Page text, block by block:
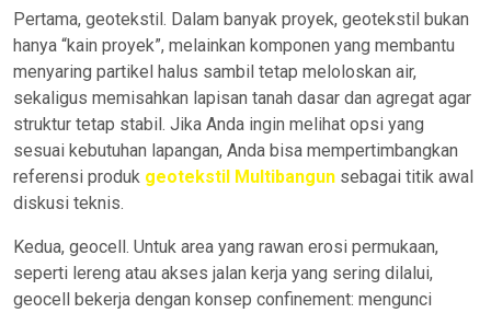
Pertama, geotekstil. Dalam banyak proyek, geotekstil bukan
hanya “kain proyek”, melainkan komponen yang membantu
menyaring partikel halus sambil tetap meloloskan air,
sekaligus memisahkan lapisan tanah dasar dan agregat agar
struktur tetap stabil. Jika Anda ingin melihat opsi yang
sesuai kebutuhan lapangan, Anda bisa mempertimbangkan
referensi produk geotekstil Multibangun sebagai titik awal
diskusi teknis.
Kedua, geocell. Untuk area yang rawan erosi permukaan,
seperti lereng atau akses jalan kerja yang sering dilalui,
geocell bekerja dengan konsep confinement: mengunci